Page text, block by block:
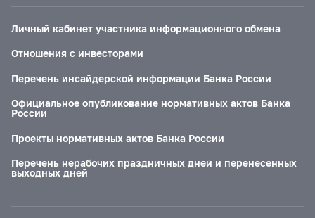
Личный кабинет участника информационного обмена
Отношения с инвесторами
Перечень инсайдерской информации Банка России
Официальное опубликование нормативных актов Банка
России
Проекты нормативных актов Банка России
Перечень нерабочих праздничных дней и перенесенных
выходных дней